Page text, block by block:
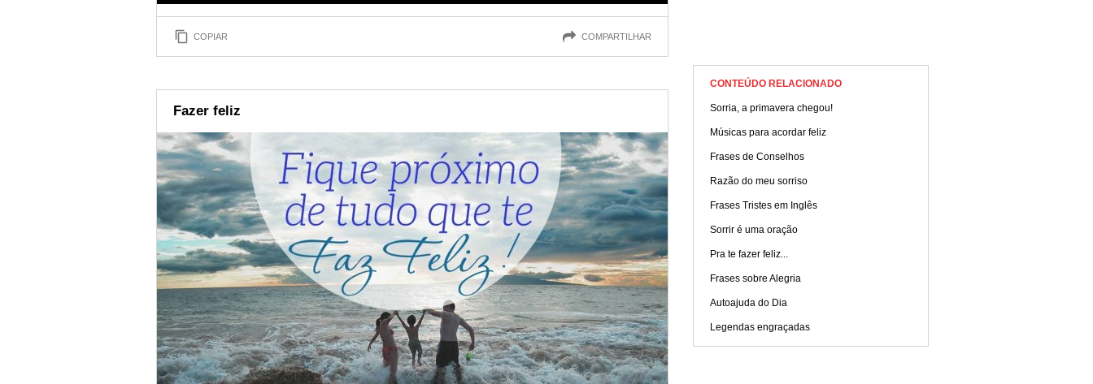
COPIAR COMPARTILHAR
Fazer feliz
CONTEÚDO RELACIONADO
Sorria, a primavera chegou!
Músicas para acordar feliz
Frases de Conselhos
Razão do meu sorriso
Frases Tristes em Inglês
Sorrir é uma oração
Pra te fazer feliz...
Frases sobre Alegria
Autoajuda do Dia
Legendas engraçadas